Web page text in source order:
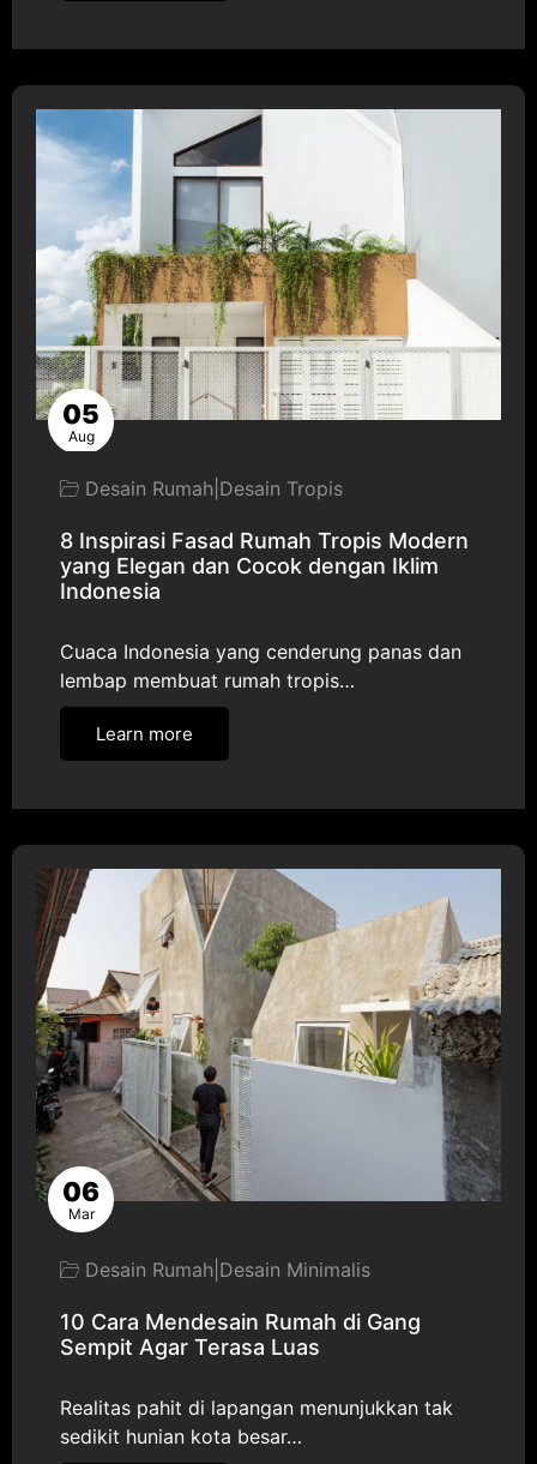
05
Aug
Desain Rumah Desain Tropis
8 Inspirasi Fasad Rumah Tropis Modern
yang Elegan dan Cocok dengan Iklim
Indonesia
Cuaca Indonesia yang cenderung panas dan
lembap membuat rumah tropis…
Learn more
06
Mar
Desain Rumah Desain Minimalis
10 Cara Mendesain Rumah di Gang
Sempit Agar Terasa Luas
Realitas pahit di lapangan menunjukkan tak
sedikit hunian kota besar…